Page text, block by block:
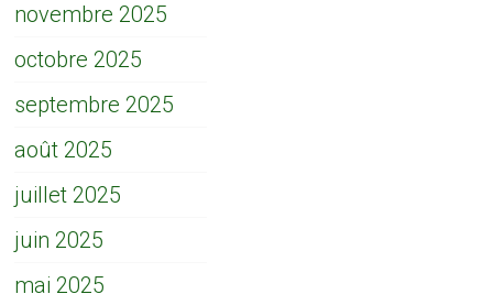
novembre 2025
octobre 2025
septembre 2025
août 2025
juillet 2025
juin 2025
mai 2025